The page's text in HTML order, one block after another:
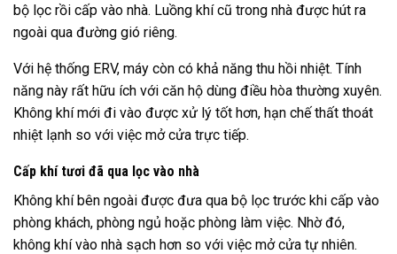
bộ lọc rồi cấp vào nhà. Luồng khí cũ trong nhà được hút ra
ngoài qua đường gió riêng.
Với hệ thống ERV, máy còn có khả năng thu hồi nhiệt. Tính
năng này rất hữu ích với căn hộ dùng điều hòa thường xuyên.
Không khí mới đi vào được xử lý tốt hơn, hạn chế thất thoát
nhiệt lạnh so với việc mở cửa trực tiếp.
Cấp khí tươi đã qua lọc vào nhà
Không khí bên ngoài được đưa qua bộ lọc trước khi cấp vào
phòng khách, phòng ngủ hoặc phòng làm việc. Nhờ đó,
không khí vào nhà sạch hơn so với việc mở cửa tự nhiên.